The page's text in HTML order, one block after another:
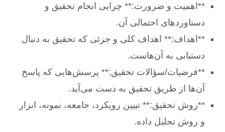
**اهمیت و ضرورت:** چرایی انجام تحقیق و
دستاوردهای احتمالی آن.
**اهداف:** اهداف کلی و جزئی که تحقیق به دنبال
دستیابی به آن‌هاست.
**فرضیات/سؤالات تحقیق:** پرسش‌هایی که پاسخ
آن‌ها از طریق تحقیق به دست می‌آید.
**روش تحقیق:** تبیین رویکرد، جامعه، نمونه، ابزار
و روش تحلیل داده.